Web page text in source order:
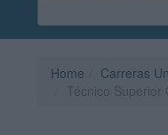
Home Carreras